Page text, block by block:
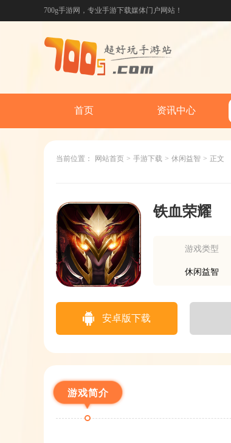
700g手游网，专业手游下载媒体门户网站！
首页 资讯中心
当前位置： 网站首页 > 手游下载 > 休闲益智 > 正文
铁血荣耀
游戏类型
休闲益智
安卓版下载
游戏简介